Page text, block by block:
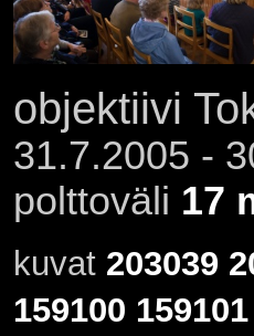
objektiivi
31.7.2005 -
polttoväli 17
kuvat 203039
159100 159101